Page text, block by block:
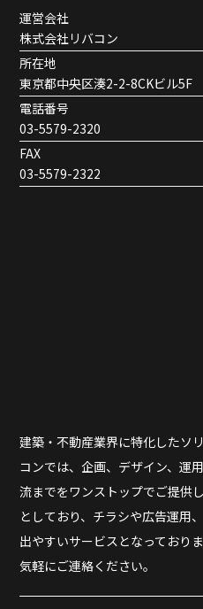
運営会社
株式会社リバコン
所在地
東京都中央区湊2-2-8CKビル5F
電話番号
03-5579-2320
FAX
03-5579-2322
建築・不動産業界に特化したソ
コンでは、企画、デザイン、運
流までをワンストップでご提供
としており、チラシや広告運用
出やすいサービスとなっており
気軽にご連絡ください。